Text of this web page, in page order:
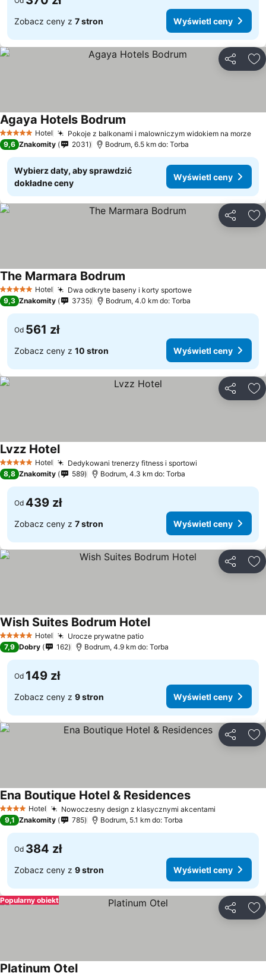
Zobacz ceny z 7 stron Wyświetl ceny
5 KategoriaHotel Pokoje z balkonami i malowniczym widokiem na morze
Agaya Hotels Bodrum
9,6 Znakomity 2031 Bodrum, 6.5 km do: Torba
Wybierz daty, aby sprawdzić
dokładne ceny
Wyświetl ceny
5 KategoriaHotel Dwa odkryte baseny i korty sportowe
The Marmara Bodrum
9,3 Znakomity 3735 Bodrum, 4.0 km do: Torba
Od 561 zł
Zobacz ceny z 10 stron Wyświetl ceny
5 KategoriaHotel Dedykowani trenerzy fitness i sportowi
Lvzz Hotel
8,8 Znakomity 589 Bodrum, 4.3 km do: Torba
Od 439 zł
Zobacz ceny z 7 stron Wyświetl ceny
5 KategoriaHotel Urocze prywatne patio
Wish Suites Bodrum Hotel
7,9 Dobry 162 Bodrum, 4.9 km do: Torba
Od 149 zł
Zobacz ceny z 9 stron Wyświetl ceny
4 KategoriaHotel Nowoczesny design z klasycznymi akcentami
Ena Boutique Hotel & Residences
9,1 Znakomity 785 Bodrum, 5.1 km do: Torba
Od 384 zł
Zobacz ceny z 9 stron Wyświetl ceny
Popularny obiekt
Platinum Otel